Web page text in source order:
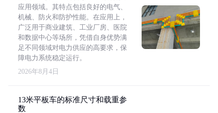
应用领域。其特点包括良好的电气、
机械、防火和防护性能。在应用上，
广泛用于商业建筑、工业厂房、医院
和数据中心等场所，凭借自身优势满
足不同领域对电力供应的高要求，保
障电力系统稳定运行。
2026年8月4日
13米平板车的标准尺寸和载重参
数